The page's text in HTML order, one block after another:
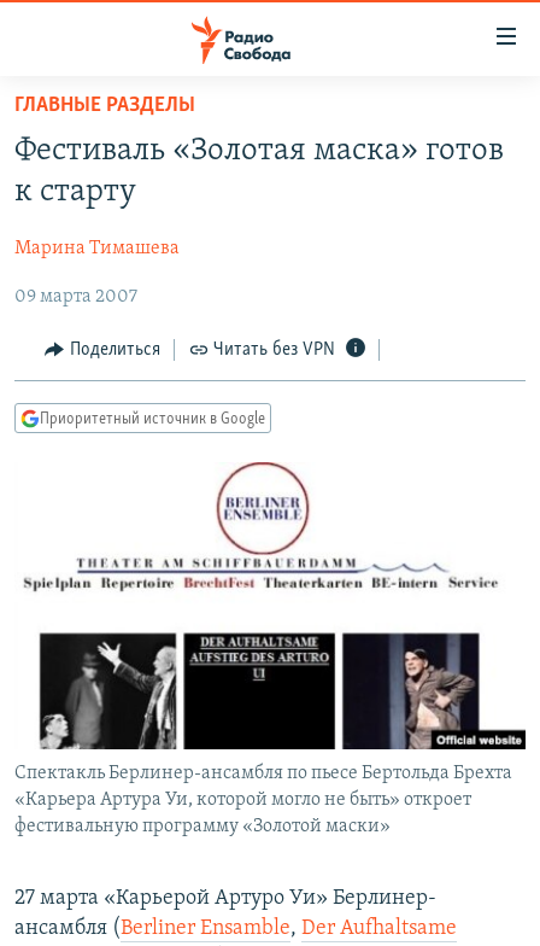
упрощенного
доступа
основному
Вернутся
главной
навигации
Вернутся
АВТОРСКИЕ ПРОЕКТЫ
ЦИТАТЫ СВОБОДЫ
МНЕНИЯ
КУЛЬТУРА
IDEL.РЕАЛИИ
КАВКАЗ.РЕАЛИИ
РАСПИСАНИЕ ВЕЩАНИЯ
СОЦИАЛЬНЫЕ СЕТИ
Все сайты РСЕ/РС
ГЛАВНЫЕ РАЗДЕЛЫ
Фестиваль «Золотая маска» готов
к старту
Марина Тимашева
09 марта 2007
Поделиться Читать без VPN
Приоритетный источник в Google
Спектакль Берлинер-ансамбля по пьесе Бертольда Брехта
«Карьера Артура Уи, которой могло не быть» откроет
фестивальную программу «Золотой маски»
27 марта «Карьерой Артуро Уи» Берлинер-
ансамбля (Berliner Ensamble, Der Aufhaltsame